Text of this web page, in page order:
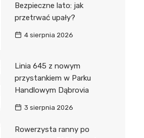
Bezpieczne lato: jak
przetrwać upały?
4 sierpnia 2026
Linia 645 z nowym
przystankiem w Parku
Handlowym Dąbrovia
3 sierpnia 2026
Rowerzysta ranny po